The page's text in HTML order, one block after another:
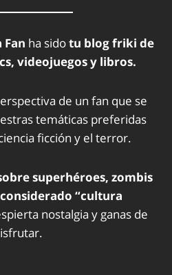
Fan ha sidotu blog friki de
videojuegos y libros.
de un fan que se
temáticas preferidas
ficción y el terror.
superhéroes, zombis
“cultura
nostalgia y ganas de